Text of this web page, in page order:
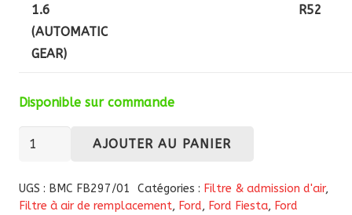
1.6
(AUTOMATIC
GEAR)
R52
Disponible sur commande
quantité
Filtre
à
AJOUTER AU PANIER
UGS : BMC FB297/01 Catégories : Filtre & admission d'air,
Filtre à air de remplacement, Ford, Ford Fiesta, Ford